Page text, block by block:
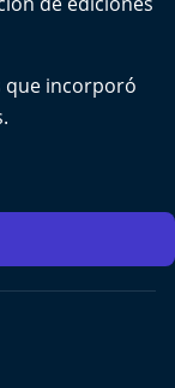
que incorporó